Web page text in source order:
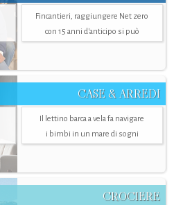
Fincantieri, raggiungere Net zero
con 15 anni d'anticipo si può
CASE & ARREDI
Il lettino barca a vela fa navigare
i bimbi in un mare di sogni
CROCIERE